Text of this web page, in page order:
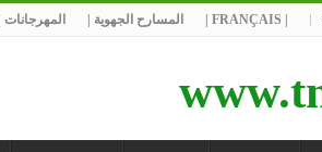
المسارح الجهوية | المهرجانات |